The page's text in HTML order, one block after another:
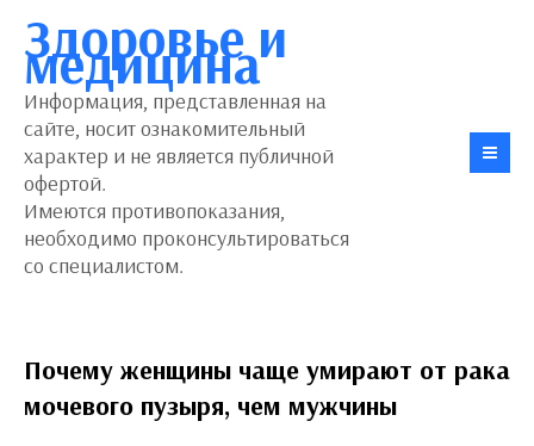
Здоровье и
медицина
Информация, представленная на
сайте, носит ознакомительный
характер и не является публичной
офертой.
Имеются противопоказания,
необходимо проконсультироваться
со специалистом.
Почему женщины чаще умирают от рака
мочевого пузыря, чем мужчины